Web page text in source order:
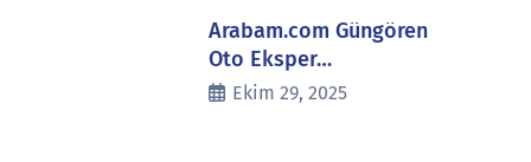
Arabam.com Güngören
Oto Eksper…
Ekim 29, 2025